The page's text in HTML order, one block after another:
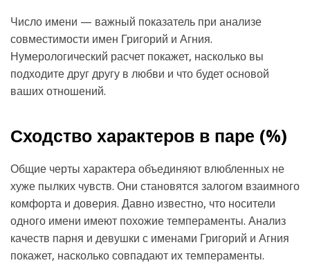
Число имени — важный показатель при анализе
совместимости имен Григорий и Агния.
Нумерологический расчет покажет, насколько вы
подходите друг другу в любви и что будет основой
ваших отношений.
Сходство характеров в паре (%)
Общие черты характера объединяют влюбленных не
хуже пылких чувств. Они становятся залогом взаимного
комфорта и доверия. Давно известно, что носители
одного имени имеют похожие темпераменты. Анализ
качеств парня и девушки с именами Григорий и Агния
покажет, насколько совпадают их темпераменты.